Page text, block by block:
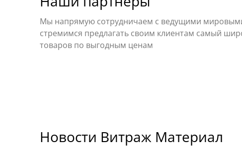
Мы напрямую сотрудничаем с ведущими
стремимся предлагать своим клиентам самый
товаров по выгодным ценам
Новости Витраж Материал